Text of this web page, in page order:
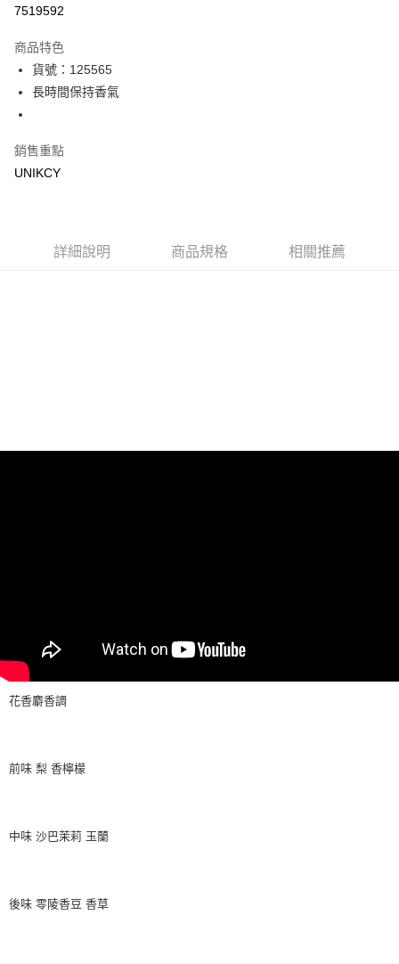
LINE Pay
Apple Pay
7519592
商品特色
貨號：125565
長時間保持香氣
銷售重點
UNIKCY
詳細說明 商品規格 相關推薦
花香麝香調
前味 梨 香檸檬
中味 沙巴茉莉 玉蘭
後味 零陵香豆 香草